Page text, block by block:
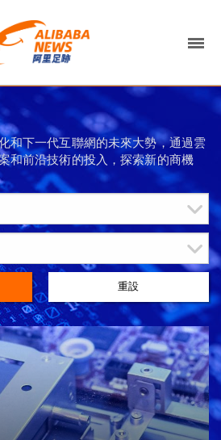
和下一代互聯網的未來大勢，通過雲
和前沿技術的投入，探索新的商機
重設